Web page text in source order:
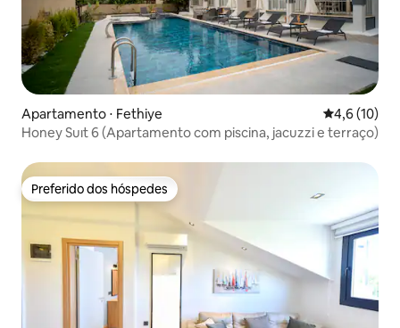
Apartamento ⋅ Fethiye 4,6 de uma
4,6 (10)
Honey Suıt 6 (Apartamento com piscina, jacuzzi e terraço)
Preferido dos hóspedes
Preferido dos hóspedes